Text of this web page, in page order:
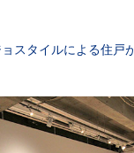
スタイルによる住戸